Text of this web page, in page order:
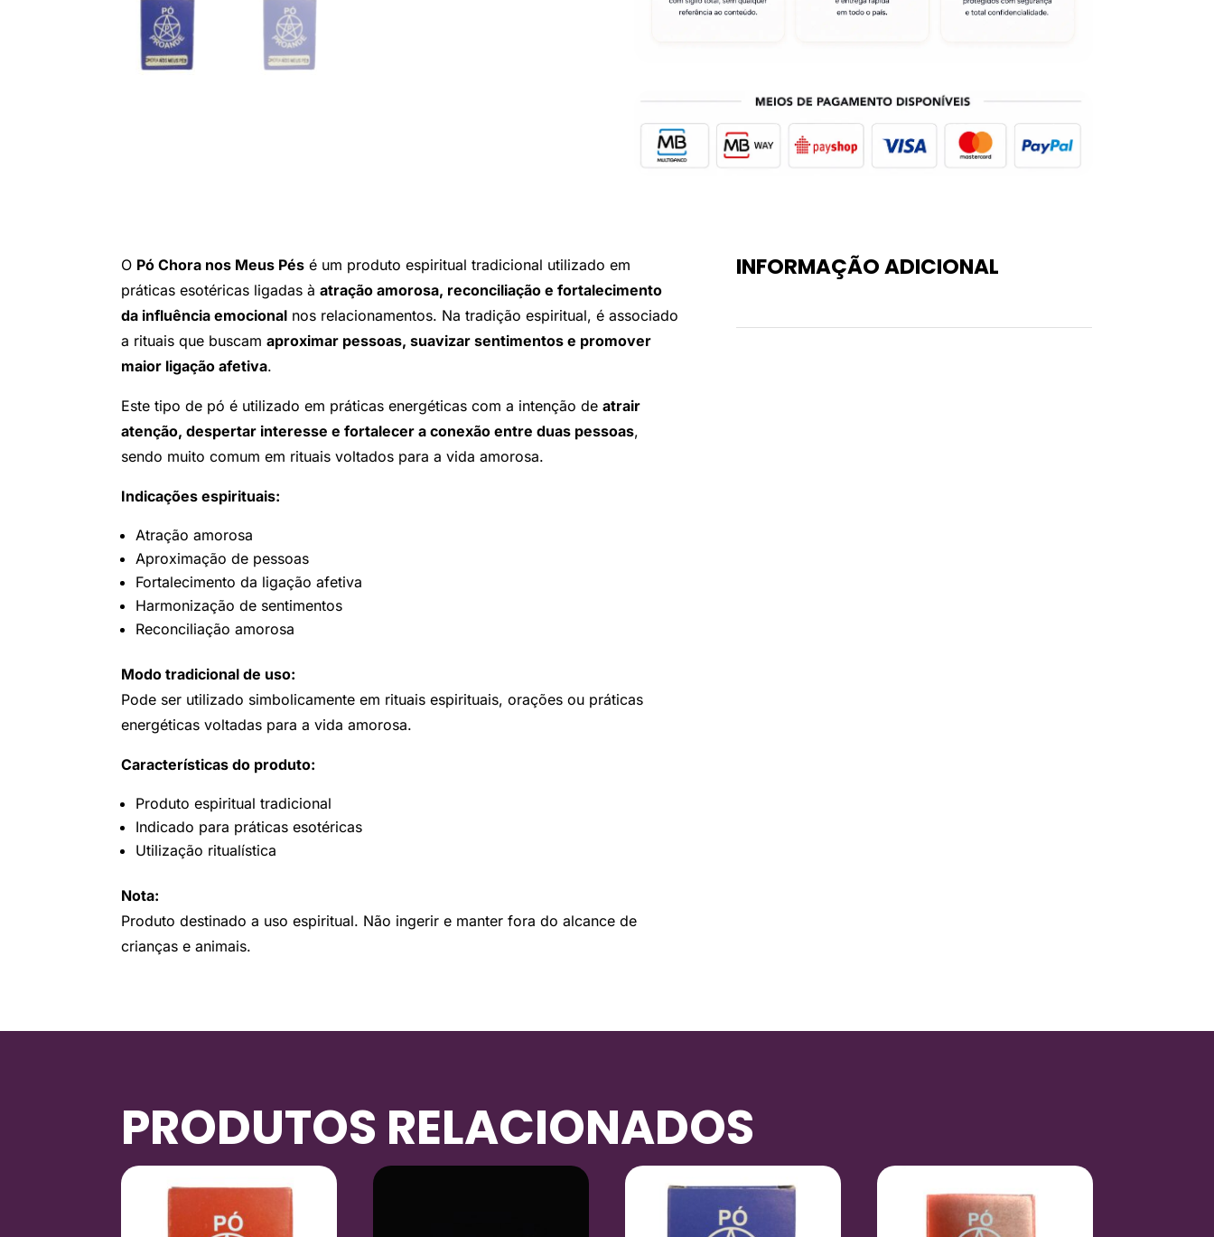
O Pó Chora nos Meus Pés é um produto espiritual tradicional utilizado em
práticas esotéricas ligadas àatração amorosa, reconciliação e fortalecimento
da influência emocional nos relacionamentos. Na tradição espiritual, é associado
a rituais que buscamaproximar pessoas, suavizar sentimentos e promover
maior ligação afetiva.
Este tipo de pó é utilizado em práticas energéticas com a intenção deatrair
atenção, despertar interesse e fortalecer a conexão entre duas pessoas,
sendo muito comum em rituais voltados para a vida amorosa.
Indicações espirituais:
Atração amorosa
Aproximação de pessoas
Fortalecimento da ligação afetiva
Harmonização de sentimentos
Reconciliação amorosa
Modo tradicional de uso:
Pode ser utilizado simbolicamente em rituais espirituais, orações ou práticas
energéticas voltadas para a vida amorosa.
Características do produto:
Produto espiritual tradicional
Indicado para práticas esotéricas
Utilização ritualística
Nota:
Produto destinado a uso espiritual. Não ingerir e manter fora do alcance de
crianças e animais.
INFORMAÇÃO ADICIONAL
PRODUTOS RELACIONADOS